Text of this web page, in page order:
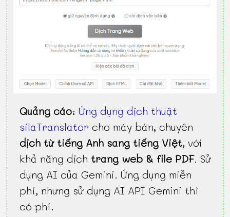
Quảng cáo:Ứng dụng dịch thuật
silaTranslator cho máy bàn, chuyên
dịch từ tiếng Anh sang tiếng Việt, với
khả năng dịch trang web & file PDF. Sử
dụng AI của Gemini. Ứng dụng miễn
phí, nhưng sử dụng AI API Gemini thì
có phí.